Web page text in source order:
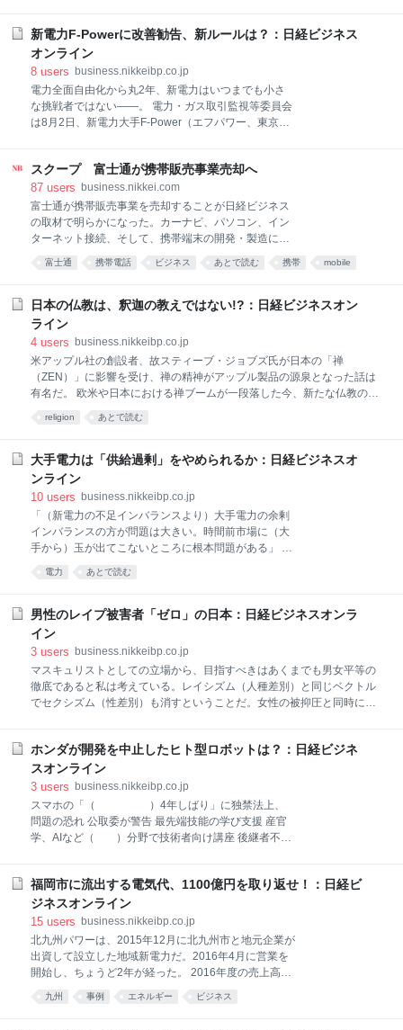
や誤請求が起きてしまい、やむなく新電力事業から撤
退することを決め、今後は取次として電気事業に携わ
ることにした」と説明していた。だが、取次としての
事業継続は叶わなそうだ。 撤退を決めた時点で、福島
電力には約8万の需要家がいた。電力・ガス取引等監
視委員会によると、「既に大半の需要家が大手電力や
ことから、契約切り替え手続きをしていない顧客につ
いては無契約の状態となっており、救済措置として一
般送配電事業者が電力を供給している。こうした場合
は、一般送配電事業者からも
新電力F-Powerに改善勧告、新ルールは？：日経ビジネス
オンライン
8 users business.nikkeibp.co.jp
電力全面自由化から丸2年、新電力はいつまでも小さ
な挑戦者ではない――。 電力・ガス取引監視等委員会
は8月2日、新電力大手F-Power（エフパワー、東京都
への改善勧告は初めてのケースとなる。 F-Powerは
2017年11月、高圧および特別高圧の違約金に関して電
力需給約款を変更した。同社は1年契約を基本として
おり、1年を超えると自動更新となる。従来は、1年未
満での解約には違約金を設けていたが、契約期間が1
た。そこで、1年以上の場合にも違約金を新たに設け
極め、レッドオーシャンとなっている。新電力同士の
競争に加えて、大手電力の値引き攻勢も凄まじい。こ
うした状況の中、数カ月単位で電力の契約先を変える
需要家
スクープ 富士通が携帯販売事業売却へ
87 users business.nikkei.com
富士通が携帯販売事業を売却することが日経ビジネス
の取材で明らかになった。カーナビ、パソコン、イン
ターネット接続、そして、携帯端末の開発・製造に続
く個人向け事業の売却だ。富士通はこれで個人向け事
業からの撤退がほぼ完了することになる。 富士通が売
港）の携帯販売ビジネス。グループでNTTドコモ向け
携帯端末を販売する「ドコモショップ」を全国で100
店舗以上展開している。富士通パーソナルズの2018年
せて1296億円。その半分弱を占めるとみられる携帯販
売事業が売却対象となる。
富士通 携帯電話 ビジネス あとで読む 携帯 mobile
日本の仏教は、釈迦の教えではない!?：日経ビジネスオン
ライン
4 users business.nikkeibp.co.jp
米アップル社の創設者、故スティーブ・ジョブズ氏が日本の「禅
（ZEN）」に影響を受け、禅の精神がアップル製品の源泉となった話は
有名だ。 欧米や日本における禅ブームが一段落した今、新たな仏教のジ
ャンルに世界の人々の注目が集まりつつある。それは「原始仏教」だ。
原始仏教は今から2500年前、古代インドにおける釈迦の「出家」に始ま
も効果的だと唱える研究者がいる。 「世界で最も長く続いた組織が仏教
であり、そこから学び取れることはとても多い」――。 原始仏教研究の
第一人者である花園大学・佐々木閑教授がそのひとり。佐々木教授は、
のことば」などの解説者としても知られる。同番組のテキストは“ベスト
セラー”になっており、原始仏教についての関心の高さがうかがえる。
原始仏教と日本
religion あとで読む
大手電力は「供給過剰」をやめられるか：日経ビジネスオ
ンライン
10 users business.nikkeibp.co.jp
「（新電力の不足インバランスより）大手電力の余剰
インバランスの方が問題は大きい。時間前市場に（大
手から）玉が出てこないところに根本問題がある」 7
月6日に開かれた資源エネルギー庁の有識者会議（電
力・ガス基本政策小委員会）。委員の大山力・横浜国
給の計画と実績のズレ（過不足）を事業者ごとに精算
するインバランス料金の算定式に新たな調整項（Kと
L）を導入する改定案が大筋了承された。 不足インバ
支払額を1kWh当たりK円増やし、余剰インバランスを
出した事業者は一般送配電事業者（大手電力の送配電
部門）による余剰分の買い取り金額を現状よりL円減
対してもペナルティ性を強める。今後、K、Lを具体的
にどうするかなどを決め、2019年4月から調整項を付
加した新たなイン
電力 あとで読む
男性のレイプ被害者「ゼロ」の日本：日経ビジネスオンラ
イン
3 users business.nikkeibp.co.jp
マスキュリストとしての立場から、目指すべきはあくまでも男女平等の
徹底であると私は考えている。レイシズム（人種差別）と同じベクトル
でセクシズム（性差別）も消すということだ。女性の被抑圧と同時に男
父母の割合、離婚後に親権を取る父母の割合、これらがすべて等しく
5：5になることだろう。 たぶん私の言っていることは、30代以上の人
間には突拍子もなく思えるかもしれない。でも、10年後にはさらにリア
ルに感じるだろうし、実現できるはずだ。例えば徴兵制の男女平等は、
今は突拍子もなく思えても、アファーマティブ・アクションで女性の大
臣の数が全体の半分になり、管理職の半分が女性になった時、たぶんそ
ホンダが開発を中止したヒト型ロボットは？：日経ビジネ
スオンライン
3 users business.nikkeibp.co.jp
スマホの「（ ）4年しばり」に独禁法上、
問題の恐れ 公取委が警告 最先端技能の学び支援 産官
学、AIなど（ ）分野で技術者向け講座 後継者不足
の施設が開業 ホンダ、「（ ）」開発を“発展
的”中止 歩行訓練機器などに応用 スマホをかざして決
済、今年中に開始 （ ）、JCBと連携 ナイアン
ティック、技術基盤開放 （ ）を使ったゲーム、開
発しやすく 最新の（ ）施設、仙台に設置 文科省
と50社、23年の稼働目指す 米アマゾン、（ ）の
（ ）を2～3割安く JA全農、ヤンマーから
福岡市に流出する電気代、1100億円を取り返せ！：日経ビ
ジネスオンライン
15 users business.nikkeibp.co.jp
北九州パワーは、2015年12月に北九州市と地元企業が
出資して設立した地域新電力だ。2016年4月に営業を
開始し、ちょうど2年が経った。 2016年度の売上高は
10億3800万円、経常利益は1億7600万円。そして、2
年目の2017年度は、売上高がほぼ倍増の18億6400万
九州 事例 エネルギー ビジネス